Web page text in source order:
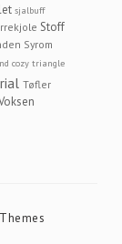
sjalbuff
Stoff
Syrom
cozy triangle
Tøfler